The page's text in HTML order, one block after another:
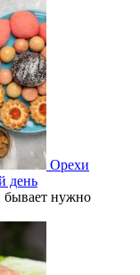
Орехи
день
бывает нужно